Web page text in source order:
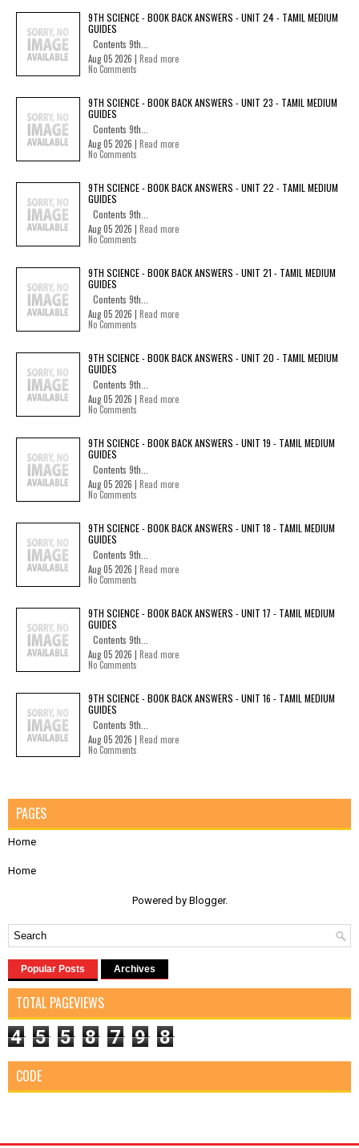
9TH SCIENCE - BOOK BACK ANSWERS - UNIT 24 - TAMIL MEDIUM
GUIDES
Contents 9th...
Aug 05 2026 | Read more
No Comments
9TH SCIENCE - BOOK BACK ANSWERS - UNIT 23 - TAMIL MEDIUM
GUIDES
Contents 9th...
Aug 05 2026 | Read more
No Comments
9TH SCIENCE - BOOK BACK ANSWERS - UNIT 22 - TAMIL MEDIUM
GUIDES
Contents 9th...
Aug 05 2026 | Read more
No Comments
9TH SCIENCE - BOOK BACK ANSWERS - UNIT 21 - TAMIL MEDIUM
GUIDES
Contents 9th...
Aug 05 2026 | Read more
No Comments
9TH SCIENCE - BOOK BACK ANSWERS - UNIT 20 - TAMIL MEDIUM
GUIDES
Contents 9th...
Aug 05 2026 | Read more
No Comments
9TH SCIENCE - BOOK BACK ANSWERS - UNIT 19 - TAMIL MEDIUM
GUIDES
Contents 9th...
Aug 05 2026 | Read more
No Comments
9TH SCIENCE - BOOK BACK ANSWERS - UNIT 18 - TAMIL MEDIUM
GUIDES
Contents 9th...
Aug 05 2026 | Read more
No Comments
9TH SCIENCE - BOOK BACK ANSWERS - UNIT 17 - TAMIL MEDIUM
GUIDES
Contents 9th...
Aug 05 2026 | Read more
No Comments
9TH SCIENCE - BOOK BACK ANSWERS - UNIT 16 - TAMIL MEDIUM
GUIDES
Contents 9th...
Aug 05 2026 | Read more
No Comments
PAGES
Home
Home
Powered by Blogger.
Popular Posts Archives
TOTAL PAGEVIEWS
4 5 5 8 7 9 8
CODE